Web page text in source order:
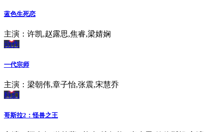
蓝色生死恋
主演：许凯,赵露思,焦睿,梁婧娴
动作
一代宗师
主演：梁朝伟,章子怡,张震,宋慧乔
科幻
哥斯拉2：怪兽之王